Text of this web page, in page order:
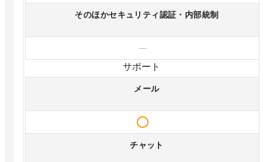
そのほかセキュリティ認証・内部統制
—
サポート
メール
チャット